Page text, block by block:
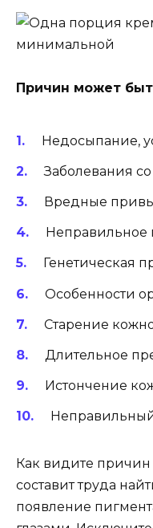
Причин может
Недосыпание,
Заболевания
Вредные
Неправильное
Генетическая
Особенности
Старение
Длительное
Истончение
Как видите причин
составит труда
появление